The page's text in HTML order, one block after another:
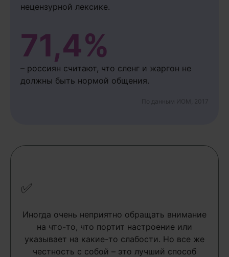
нецензурной лексике.
71,4%
– россиян считают, что сленг и жаргон не
должны быть нормой общения.
По данным ИОМ, 2017
✅
Иногда очень неприятно обращать внимание
на что-то, что портит настроение или
указывает на какие-то слабости. Но все же
честность с собой – это лучший способ